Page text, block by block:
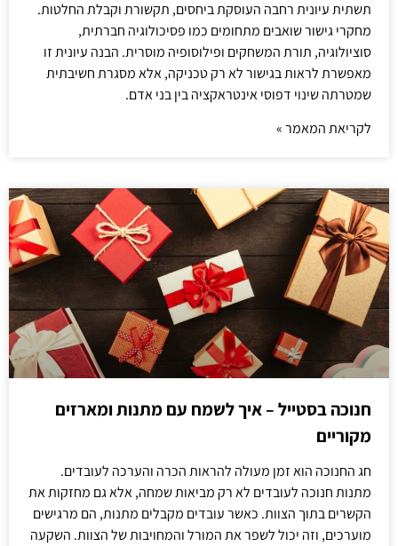
תשתית עיונית רחבה העוסקת ביחסים, תקשורת וקבלת החלטות.
מחקרי גישור שואבים מתחומים כמו פסיכולוגיה חברתית,
סוציולוגיה, תורת המשחקים ופילוסופיה מוסרית. הבנה עיונית זו
מאפשרת לראות בגישור לא רק טכניקה, אלא מסגרת חשיבתית
שמטרתה שינוי דפוסי אינטראקציה בין בני אדם.
לקריאת המאמר »
חנוכה בסטייל – איך לשמח עם מתנות ומארזים
מקוריים
חג החנוכה הוא זמן מעולה להראות הכרה והערכה לעובדים.
מתנות חנוכה לעובדים לא רק מביאות שמחה, אלא גם מחזקות את
הקשרים בתוך הצוות. כאשר עובדים מקבלים מתנות, הם מרגישים
מוערכים, וזה יכול לשפר את המורל והמחויבות של הצוות. השקעה